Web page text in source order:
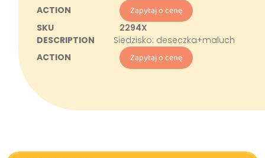
Zapytaj o cenę
2294X
Siedzisko: deseczka+maluch
Zapytaj o cenę